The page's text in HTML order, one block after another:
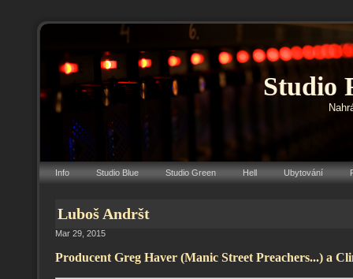
Studio
Info Studio Blue Studio Green Hell Ubytování
Luboš Andršt
Mar 29, 2015
Producent Greg Haver (Manic Street Preachers...) a